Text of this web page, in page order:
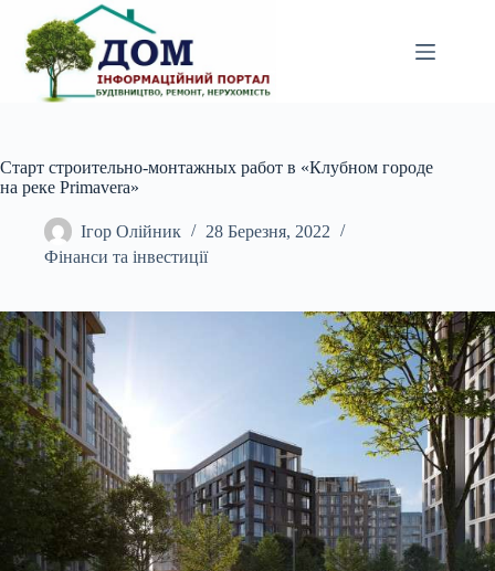
вмісту
Старт строительно-монтажных работ в «Клубном городе
на реке Primavera»
Ігор Олійник
28 Березня, 2022
Фінанси та інвестиції